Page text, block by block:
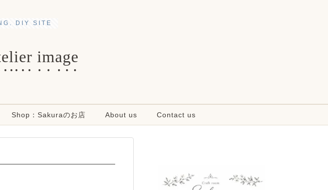
DIY SITE
image
Shop：Sakuraのお店 About us Contact us